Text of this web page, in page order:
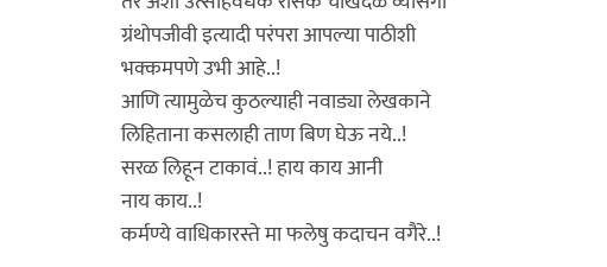
ग्रंथोपजीवी इत्यादी परंपरा आपल्या पाठीशी
भक्कमपणे उभी आहे..!
आणि त्यामुळेच कुठल्याही नवाड्या लेखकाने
लिहिताना कसलाही ताण बिण घेऊ नये..!
सरळ लिहून टाकावं..! हाय काय आनी
नाय काय..!
कर्मण्ये वाधिकारस्ते मा फलेषु कदाचन वगैरे..!